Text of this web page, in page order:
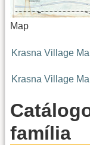
Map
Krasna Village
Krasna Village
família